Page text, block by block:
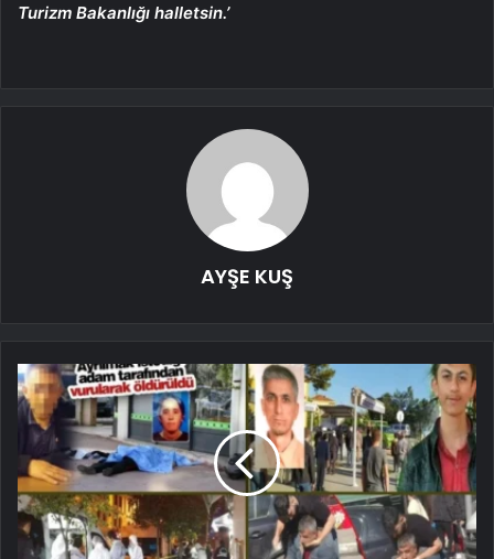
Turizm Bakanlığı halletsin.’
AYŞE KUŞ